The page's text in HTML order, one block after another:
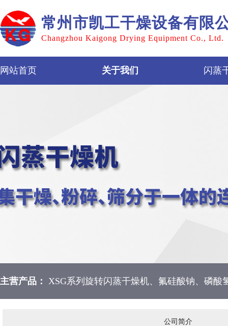
常州市凯工干燥设备有限
Changzhou Kaigong Drying Equipment Co., Ltd.
网站首页 关于我们 闪蒸
主营产品： XSG系列旋转闪蒸干燥机、氟硅酸钠、磷
公司简介